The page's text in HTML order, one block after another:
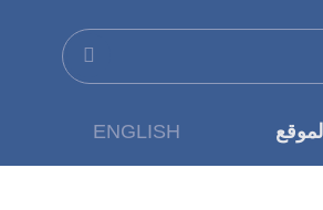
ENGLISH